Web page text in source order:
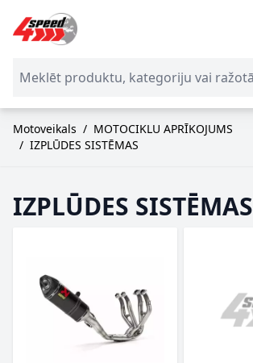
Skip to Content
Motoveikals / MOTOCIKLU APRĪKOJUMS
/ IZPLŪDES SISTĒMAS
IZPLŪDES SISTĒMAS